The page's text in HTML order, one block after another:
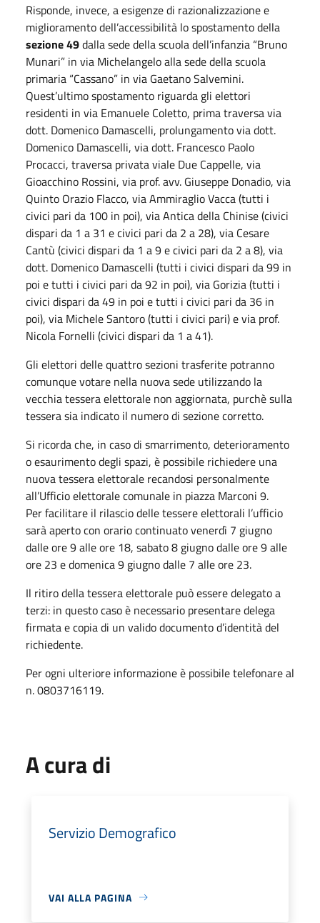
Risponde, invece, a esigenze di razionalizzazione e
miglioramento dell’accessibilità lo spostamento della
sezione 49dalla sede della scuola dell’infanzia “Bruno
Munari” in via Michelangelo alla sede della scuola
primaria “Cassano” in via Gaetano Salvemini.
Quest’ultimo spostamento riguarda gli elettori
residenti in via Emanuele Coletto, prima traversa via
dott. Domenico Damascelli, prolungamento via dott.
Domenico Damascelli, via dott. Francesco Paolo
Procacci, traversa privata viale Due Cappelle, via
Gioacchino Rossini, via prof. avv. Giuseppe Donadio, via
Quinto Orazio Flacco, via Ammiraglio Vacca (tutti i
civici pari da 100 in poi), via Antica della Chinise (civici
dispari da 1 a 31 e civici pari da 2 a 28), via Cesare
Cantù (civici dispari da 1 a 9 e civici pari da 2 a 8), via
dott. Domenico Damascelli (tutti i civici dispari da 99 in
poi e tutti i civici pari da 92 in poi), via Gorizia (tutti i
civici dispari da 49 in poi e tutti i civici pari da 36 in
poi), via Michele Santoro (tutti i civici pari) e via prof.
Nicola Fornelli (civici dispari da 1 a 41).
Gli elettori delle quattro sezioni trasferite potranno
comunque votare nella nuova sede utilizzando la
vecchia tessera elettorale non aggiornata, purchè sulla
tessera sia indicato il numero di sezione corretto.
Si ricorda che, in caso di smarrimento, deterioramento
o esaurimento degli spazi, è possibile richiedere una
nuova tessera elettorale recandosi personalmente
all’Ufficio elettorale comunale in piazza Marconi 9.
Per facilitare il rilascio delle tessere elettorali l’ufficio
sarà aperto con orario continuato venerdì 7 giugno
dalle ore 9 alle ore 18, sabato 8 giugno dalle ore 9 alle
ore 23 e domenica 9 giugno dalle 7 alle ore 23.
Il ritiro della tessera elettorale può essere delegato a
terzi: in questo caso è necessario presentare delega
firmata e copia di un valido documento d’identità del
richiedente.
Per ogni ulteriore informazione è possibile telefonare al
n. 0803716119.
A cura di
Servizio Demografico
VAI ALLA PAGINA